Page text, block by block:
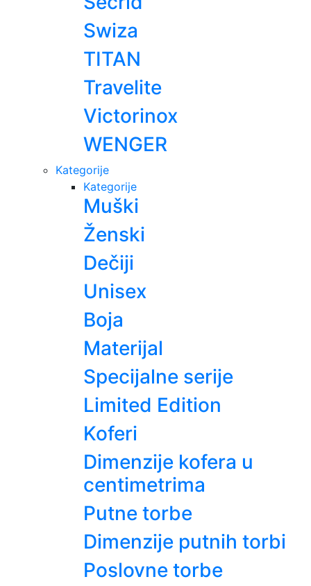
Swiza
TITAN
Travelite
Victorinox
WENGER
Kategorije
Kategorije
Muški
Ženski
Dečiji
Unisex
Boja
Materijal
Specijalne serije
Limited Edition
Koferi
Dimenzije kofera u
centimetrima
Putne torbe
Dimenzije putnih torbi
Poslovne torbe